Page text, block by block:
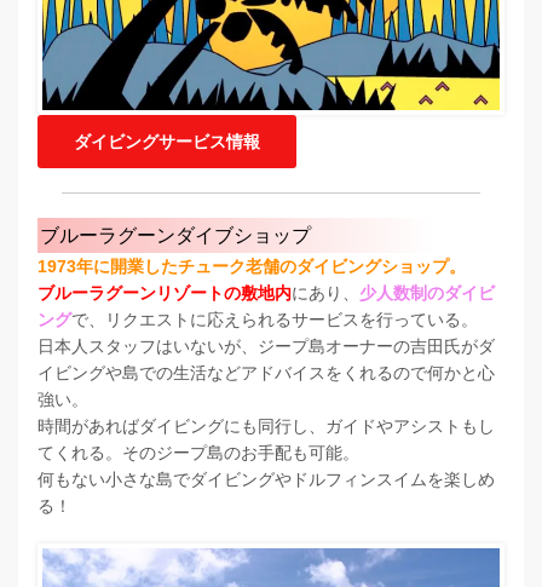
ダイビングサービス情報
ブルーラグーンダイブショップ
1973年に開業したチューク老舗のダイビングショップ。
ブルーラグーンリゾートの敷地内にあり、 少人数制のダイビ
ングで、リクエストに応えられるサービスを行っている。
日本人スタッフはいないが、ジープ島オーナーの吉田氏がダ
イビングや島での生活などアドバイスをくれるので何かと心
強い。
時間があればダイビングにも同行し、ガイドやアシストもし
てくれる。そのジープ島のお手配も可能。
何もない小さな島でダイビングやドルフィンスイムを楽しめ
る！